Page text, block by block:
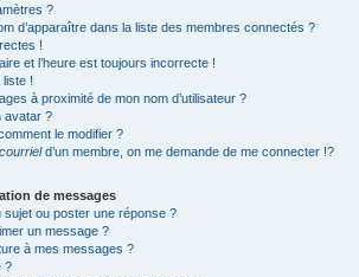
?
d’apparaître dans la liste des membres connectés ?
!
et l’heure est toujours incorrecte !
liste !
à proximité de mon nom d’utilisateur ?
avatar ?
le modifier ?
courrield’un membre, on me demande de me connecter !?
de messages
ou poster une réponse ?
un message ?
à mes messages ?
?